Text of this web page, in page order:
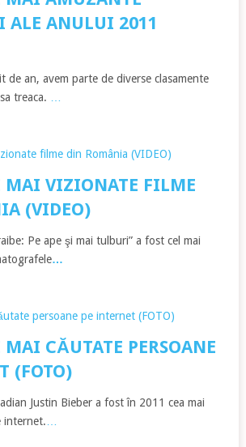
ALE ANULUI 2011
de an, avem parte de diverse clasamente
treaca.
MAI VIZIONATE FILME
(VIDEO)
Pe ape şi mai tulburi” a fost cel mai
…
MAI CĂUTATE PERSOANE
(FOTO)
Justin Bieber a fost în 2011 cea mai
internet.